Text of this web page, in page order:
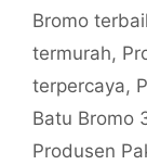
Bromo
termurah,
terpercaya,
Batu Bromo
Produsen